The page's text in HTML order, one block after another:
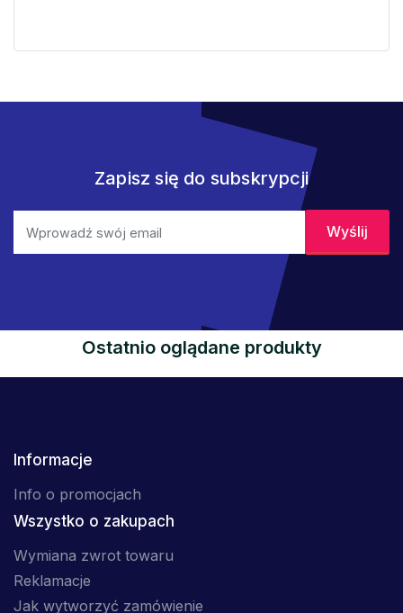
Zapisz się do subskrypcji
Ostatnio oglądane produkty
Informacje
Info o promocjach
Wszystko o zakupach
Wymiana zwrot towaru
Reklamacje
Jak wytworzyć zamówienie